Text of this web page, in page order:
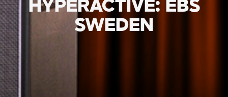
HYPERACTIVE: EBS
SWEDEN